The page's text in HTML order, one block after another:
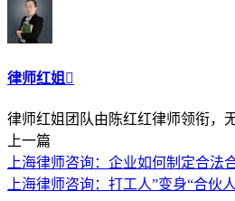
律师红姐 
律师红姐团队由陈红红律师领衔，
上一篇
上海律师咨询：企业如何制定合法
上海律师咨询：打工人”变身“合伙